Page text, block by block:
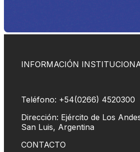
INFORMACIÓN
Teléfono: +54(0266) 4520300
Dirección: Ejército de Los
San Luis, Argentina
CONTACTO